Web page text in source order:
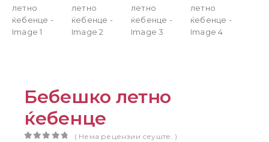
Бебешко летно
ќебенце
( Нема рецензии сеуште. )